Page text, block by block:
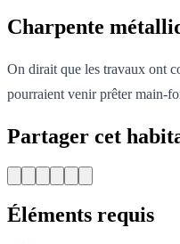
Charpente
On dirait que les travaux ont
pourraient venir prêter main-
Partager cet
Éléments requis